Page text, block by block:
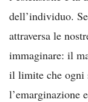
dell’individuo.
attraversa le
immaginare: il
il limite che ogni
l’emarginazione